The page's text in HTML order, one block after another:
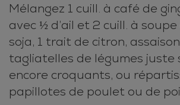
Mélangez 1 cuill. à café de
avec ½ d’ail et 2 cuill. à
soja, 1 trait de citron,
tagliatelles de légumes juste
encore croquants, ou
papillotes de poulet ou de